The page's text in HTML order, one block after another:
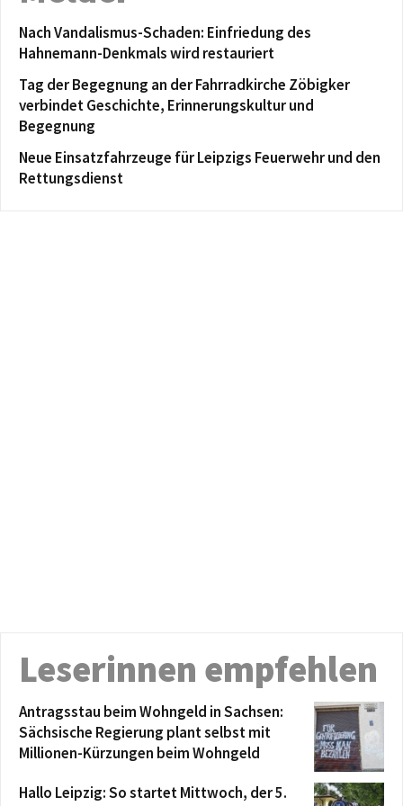
Nach Vandalismus-Schaden: Einfriedung des
Hahnemann-Denkmals wird restauriert
Tag der Begegnung an der Fahrradkirche Zöbigker
verbindet Geschichte, Erinnerungskultur und
Begegnung
Neue Einsatzfahrzeuge für Leipzigs Feuerwehr und den
Rettungsdienst
Leserinnen empfehlen
Antragsstau beim Wohngeld in Sachsen:
Sächsische Regierung plant selbst mit
Millionen-Kürzungen beim Wohngeld
Hallo Leipzig: So startet Mittwoch, der 5.